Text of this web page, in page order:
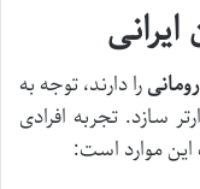
را دارند، توجه به
سازد. تجربه افرادی
این موارد است: